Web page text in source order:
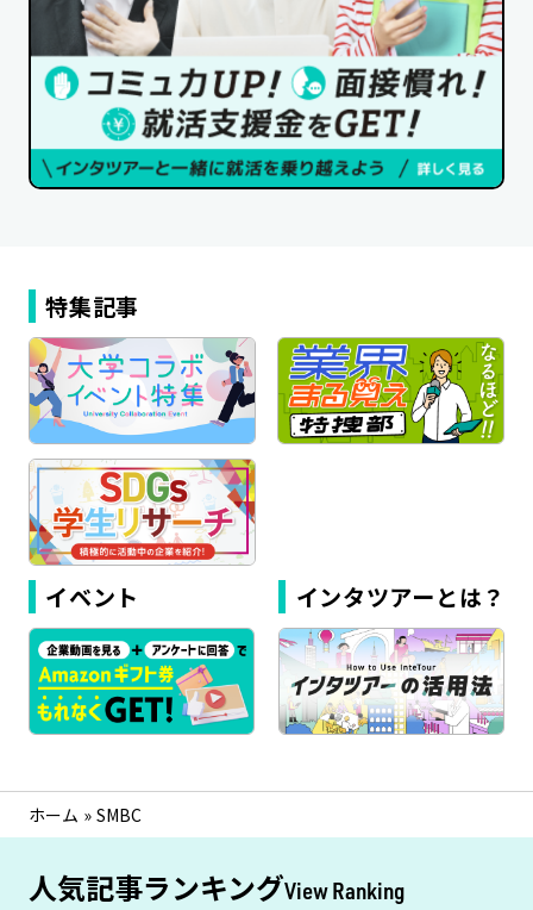
特集記事
イベント インタツアーとは？
ホーム » SMBC
人気記事ランキングView Ranking